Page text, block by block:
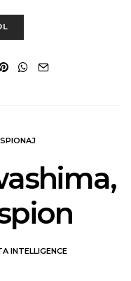
SPIONAJ
INTELLIGENCE